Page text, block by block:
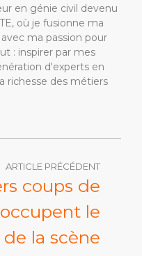
en génie civil devenu
où je fusionne ma
ma passion pour
: inspirer par mes
d'experts en
richesse des métiers
ARTICLE PRÉCÉDENT
coups de
le
la scène